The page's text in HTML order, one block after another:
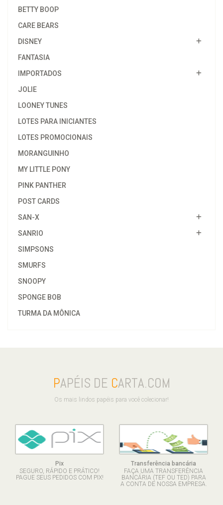
BETTY BOOP
CARE BEARS
DISNEY
FANTASIA
IMPORTADOS
JOLIE
LOONEY TUNES
LOTES PARA INICIANTES
LOTES PROMOCIONAIS
MORANGUINHO
MY LITTLE PONY
PINK PANTHER
POST CARDS
SAN-X
SANRIO
SIMPSONS
SMURFS
SNOOPY
SPONGE BOB
TURMA DA MÔNICA
PAPÉIS DE CARTA.COM
Os mais lindos papéis para você colecionar!
Pix
SEGURO, RÁPIDO E PRÁTICO!
PAGUE SEUS PEDIDOS COM PIX!
Transferência bancária
FAÇA UMA TRANSFERÊNCIA
BANCÁRIA (TEF OU TED) PARA
A CONTA DE NOSSA EMPRESA.